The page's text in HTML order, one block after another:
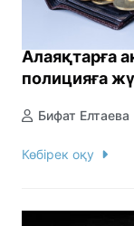
Алаяқтарға
полицияға
Бифат Елтаева
Көбірек оқу